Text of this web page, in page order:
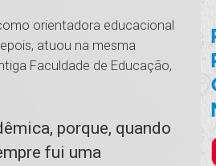
orientadora educacional
atuou na mesma
Faculdade de Educação,
porque, quando
fui uma